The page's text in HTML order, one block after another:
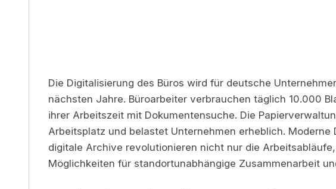
Die Digitalisierung des Büros wird für deutsche
nächsten Jahre. Büroarbeiter verbrauchen täglich 10.000
ihrer Arbeitszeit mit Dokumentensuche. Die
Arbeitsplatz und belastet Unternehmen erheblich.
digitale Archive revolutionieren nicht nur die
Möglichkeiten für standortunabhängige Zusammenarbeit